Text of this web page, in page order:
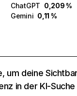
ChatGPT 0,209 %
Gemini 0,11 %
um deine
in der KI-Suche